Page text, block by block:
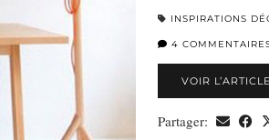
INSPIRATIONS
4
VOIR
Partager: